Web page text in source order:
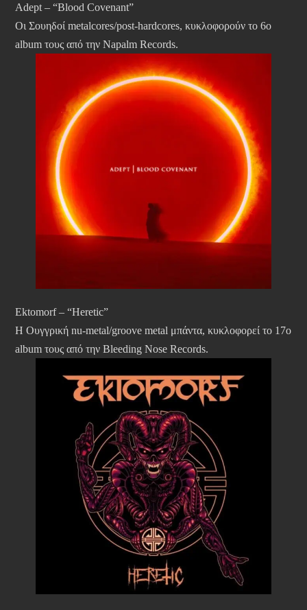
Adept – “Blood Covenant”
Οι Σουηδοί metalcores/post-hardcores, κυκλοφορούν το 6ο
album τους από την Napalm Records.
Ektomorf – “Heretic”
Η Ουγγρική nu-metal/groove metal μπάντα, κυκλοφορεί το 17ο
album τους από την Bleeding Nose Records.